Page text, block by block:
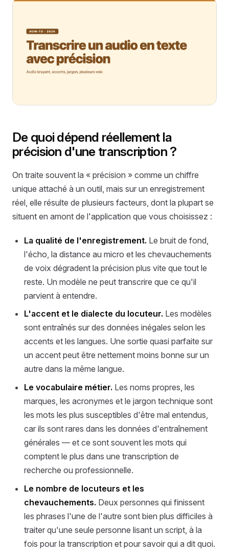
De quoi dépend réellement la
précision d'une transcription ?
On traite souvent la « précision » comme un chiffre
unique attaché à un outil, mais sur un enregistrement
réel, elle résulte de plusieurs facteurs, dont la plupart se
situent en amont de l'application que vous choisissez :
La qualité de l'enregistrement. Le bruit de fond,
l'écho, la distance au micro et les chevauchements
de voix dégradent la précision plus vite que tout le
reste. Un modèle ne peut transcrire que ce qu'il
parvient à entendre.
L'accent et le dialecte du locuteur. Les modèles
sont entraînés sur des données inégales selon les
accents et les langues. Une sortie quasi parfaite sur
un accent peut être nettement moins bonne sur un
autre dans la même langue.
Le vocabulaire métier. Les noms propres, les
marques, les acronymes et le jargon technique sont
les mots les plus susceptibles d'être mal entendus,
car ils sont rares dans les données d'entraînement
générales — et ce sont souvent les mots qui
comptent le plus dans une transcription de
recherche ou professionnelle.
Le nombre de locuteurs et les
chevauchements. Deux personnes qui finissent
les phrases l'une de l'autre sont bien plus difficiles à
traiter qu'une seule personne lisant un script, à la
fois pour la transcription et pour savoir qui a dit quoi.